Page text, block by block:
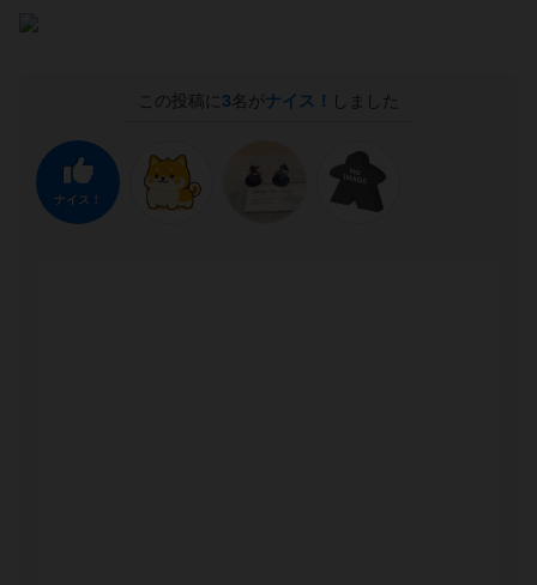
この投稿に 3名がナイス！ しました
ナイス！